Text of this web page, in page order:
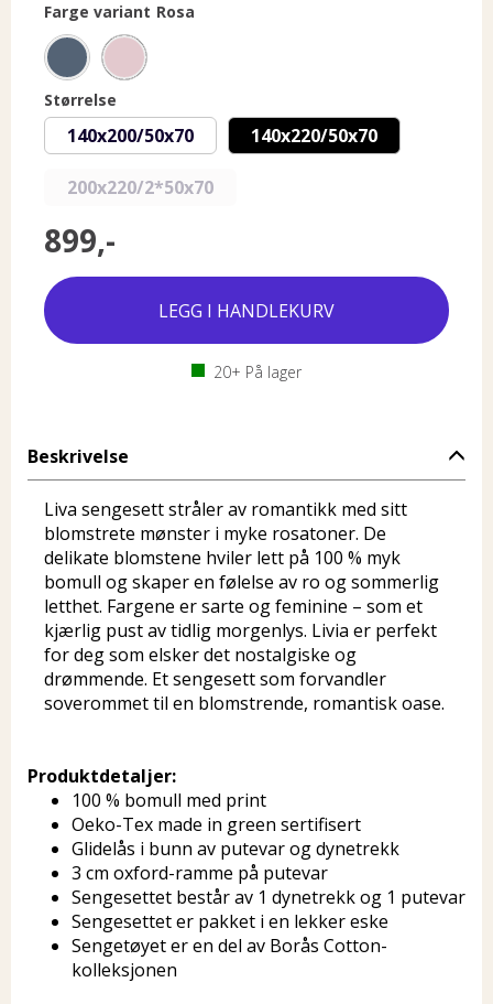
Farge variant Rosa
Størrelse
140x200/50x70 140x220/50x70
200x220/2*50x70
899,-
20+ På lager
Beskrivelse
Liva sengesett stråler av romantikk med sitt
blomstrete mønster i myke rosatoner. De
delikate blomstene hviler lett på 100 % myk
bomull og skaper en følelse av ro og sommerlig
letthet. Fargene er sarte og feminine – som et
kjærlig pust av tidlig morgenlys. Livia er perfekt
for deg som elsker det nostalgiske og
drømmende. Et sengesett som forvandler
soverommet til en blomstrende, romantisk oase.
Produktdetaljer:
100 % bomull med print
Oeko-Tex made in green sertifisert
Glidelås i bunn av putevar og dynetrekk
3 cm oxford-ramme på putevar
Sengesettet består av 1 dynetrekk og 1 putevar
Sengesettet er pakket i en lekker eske
Sengetøyet er en del av Borås Cotton-
kolleksjonen